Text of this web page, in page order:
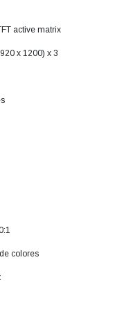
active matrix
x 1200) x 3
colores